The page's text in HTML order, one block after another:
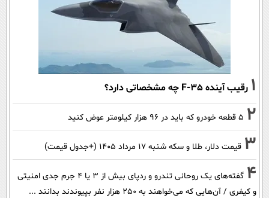
1 رقیب آینده F-35 چه مشخصاتی دارد؟
2 ۵ قطعه خودرو که باید در ۹۶ هزار کیلومتر عوض کنید
3 قیمت دلار، طلا و سکه شنبه ۱۷ مرداد ۱۴۰۵ (+جدول قیمت)
4
گفته‌های یک روحانی تندرو و ردپای بیش از ۳ یا ۴ جرم جدی امنیتی
و کیفری / آن‌هایی که می‌خواهند به ۲۵۰ هزار نفر بپیوندند بدانند ...